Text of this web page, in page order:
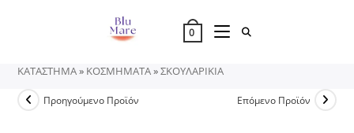
0
ΚΑΤΑΣΤΗΜΑ» ΚΟΣΜΗΜΑΤΑ»ΣΚΟΥΛΑΡΙΚΙΑ
Προηγούμενο Προϊόν Επόμενο Προϊόν